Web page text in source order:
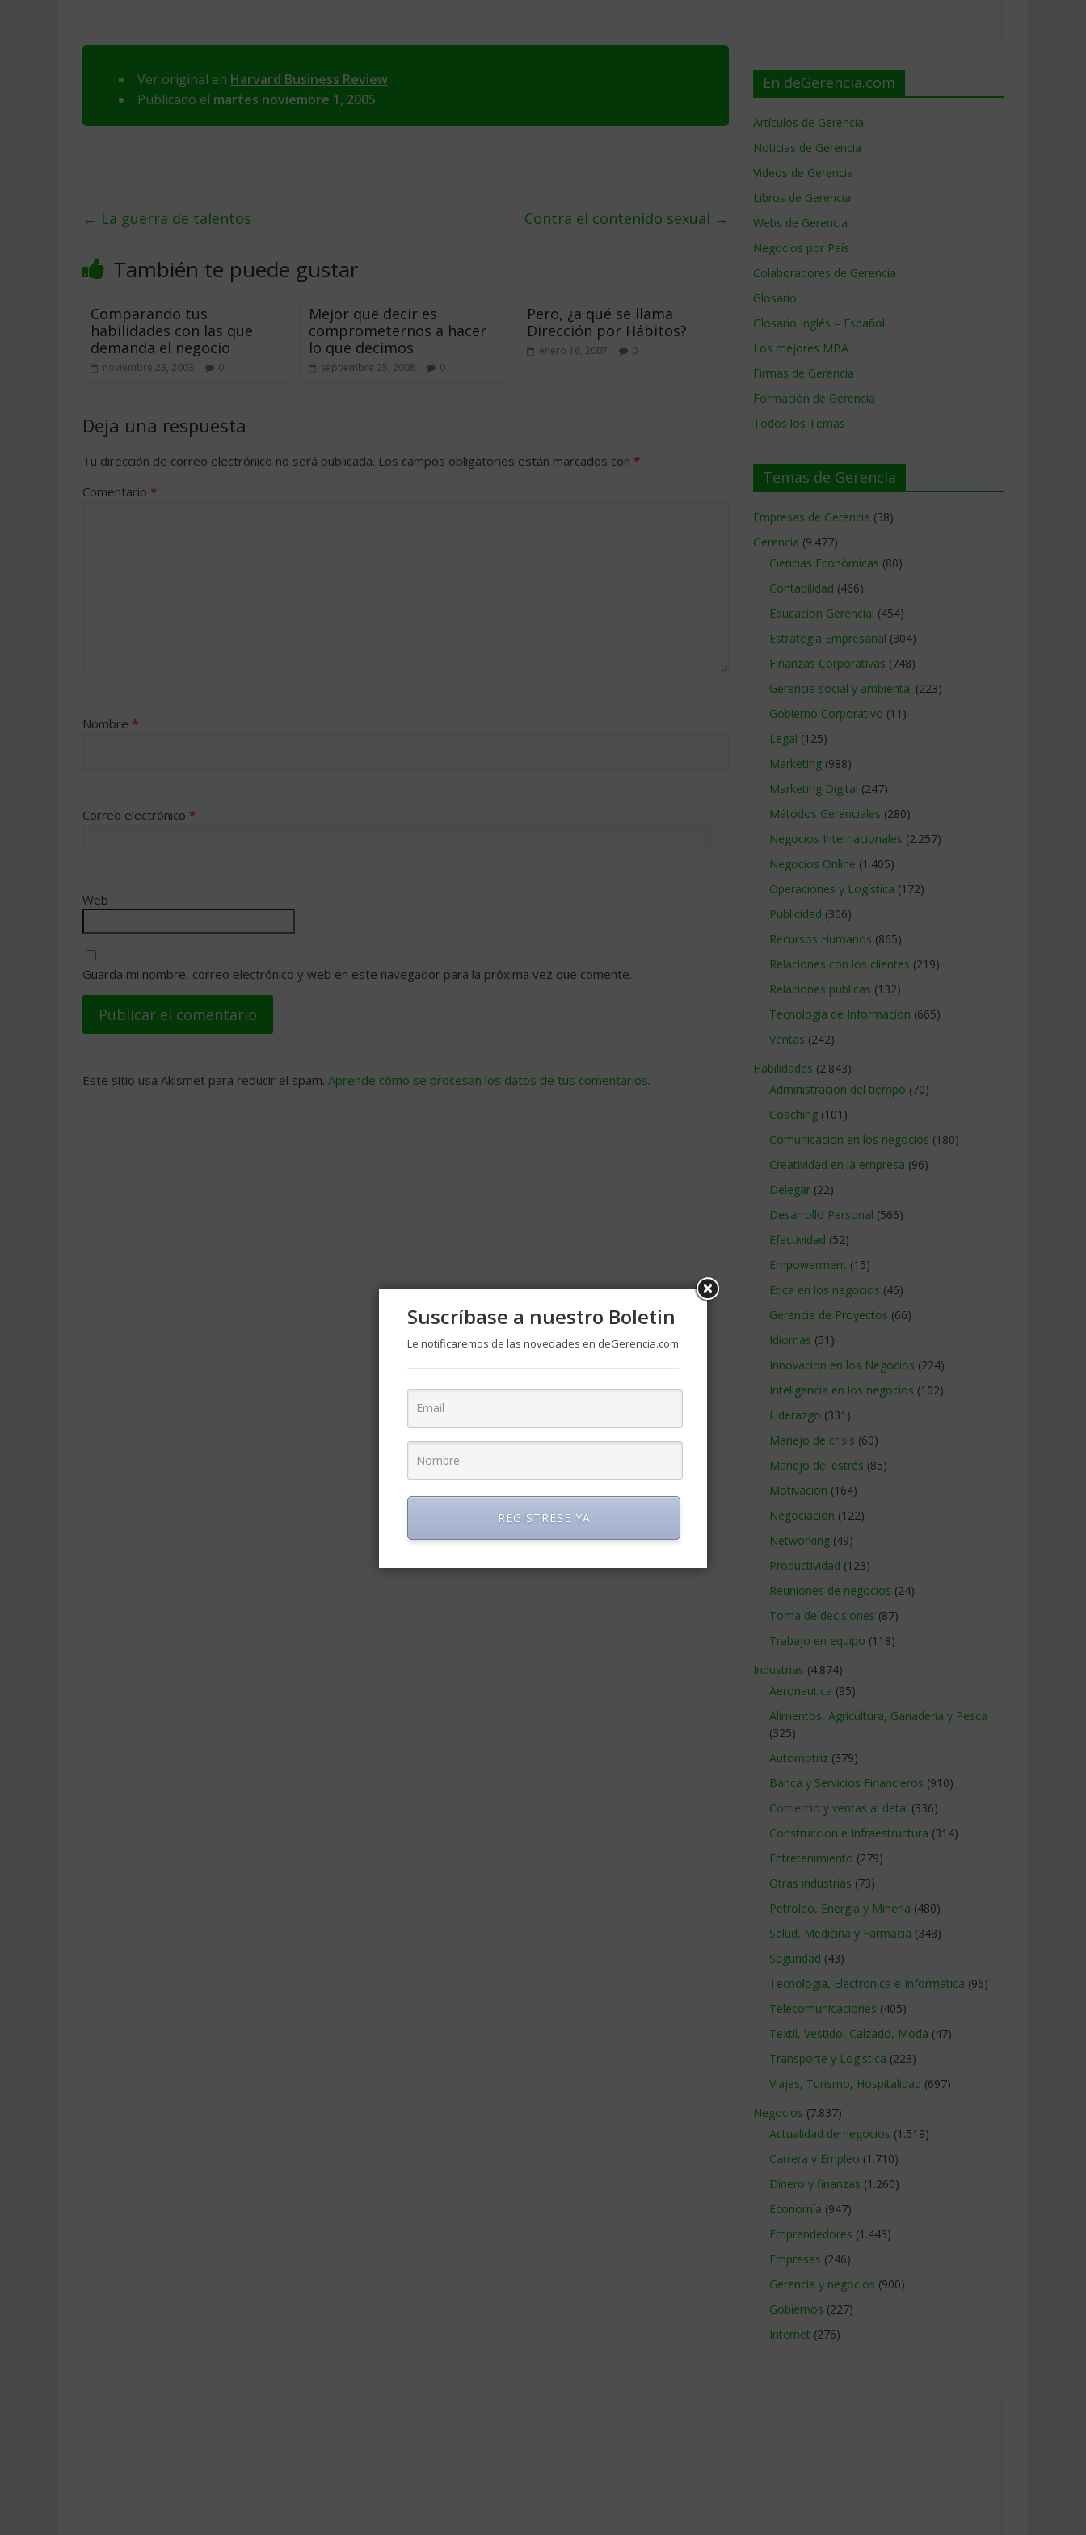
Ver original en Harvard Business Review
Publicado el martes noviembre 1, 2005
← La guerra de talentos Contra el contenido sexual →
También te puede gustar
Comparando tus
habilidades con las que
demanda el negocio
noviembre 23, 2003 0
Mejor que decir es
comprometernos a hacer
lo que decimos
septiembre 25, 2008 0
Pero, ¿a qué se llama
Dirección por Hábitos?
enero 16, 2007 0
Deja una respuesta
Tu dirección de correo electrónico no será publicada. Los campos obligatorios están marcados con *
Comentario *
Nombre *
Correo electrónico *
Web
Guarda mi nombre, correo electrónico y web en este navegador para la próxima vez que comente.
Este sitio usa Akismet para reducir el spam. Aprende cómo se procesan los datos de tus comentarios.
En deGerencia.com
Artículos de Gerencia
Noticias de Gerencia
Videos de Gerencia
Libros de Gerencia
Webs de Gerencia
Negocios por País
Colaboradores de Gerencia
Glosario
Glosario Inglés – Español
Los mejores MBA
Firmas de Gerencia
Formación de Gerencia
Todos los Temas
Temas de Gerencia
Empresas de Gerencia (38)
Gerencia (9.477)
Ciencias Económicas (80)
Contabilidad (466)
Educacion Gerencial (454)
Estrategia Empresarial (304)
Finanzas Corporativas (748)
Gerencia social y ambiental (223)
Gobierno Corporativo (11)
Legal (125)
Marketing (988)
Marketing Digital (247)
Métodos Gerenciales (280)
Negocios Internacionales (2.257)
Negocios Online (1.405)
Operaciones y Logística (172)
Publicidad (306)
Recursos Humanos (865)
Relaciones con los clientes (219)
Relaciones publicas (132)
Tecnologia de Informacion (665)
Ventas (242)
Habilidades (2.843)
Administracion del tiempo (70)
Coaching (101)
Comunicacion en los negocios (180)
Creatividad en la empresa (96)
Delegar (22)
Desarrollo Personal (566)
Efectividad (52)
Empowerment (15)
Etica en los negocios (46)
Gerencia de Proyectos (66)
Idiomas (51)
Innovacion en los Negocios (224)
Inteligencia en los negocios (102)
Liderazgo (331)
Manejo de crisis (60)
Manejo del estrés (85)
Motivacion (164)
Negociacion (122)
Networking (49)
Productividad (123)
Reuniones de negocios (24)
Toma de decisiones (87)
Trabajo en equipo (118)
Industrias (4.874)
Aeronautica (95)
Alimentos, Agricultura, Ganaderia y Pesca
(325)
Automotriz (379)
Banca y Servicios Financieros (910)
Comercio y ventas al detal (336)
Construccion e Infraestructura (314)
Entretenimiento (279)
Otras industrias (73)
Petroleo, Energia y Mineria (480)
Salud, Medicina y Farmacia (348)
Seguridad (43)
Tecnologia, Electronica e Informatica (96)
Telecomunicaciones (405)
Textil, Vestido, Calzado, Moda (47)
Transporte y Logistica (223)
Viajes, Turismo, Hospitalidad (697)
Negocios (7.837)
Actualidad de negocios (1.519)
Carrera y Empleo (1.710)
Dinero y finanzas (1.260)
Economía (947)
Emprendedores (1.443)
Empresas (246)
Gerencia y negocios (900)
Gobiernos (227)
Internet (276)
Suscríbase a nuestro Boletin
Le notificaremos de las novedades en deGerencia.com
REGISTRESE YA